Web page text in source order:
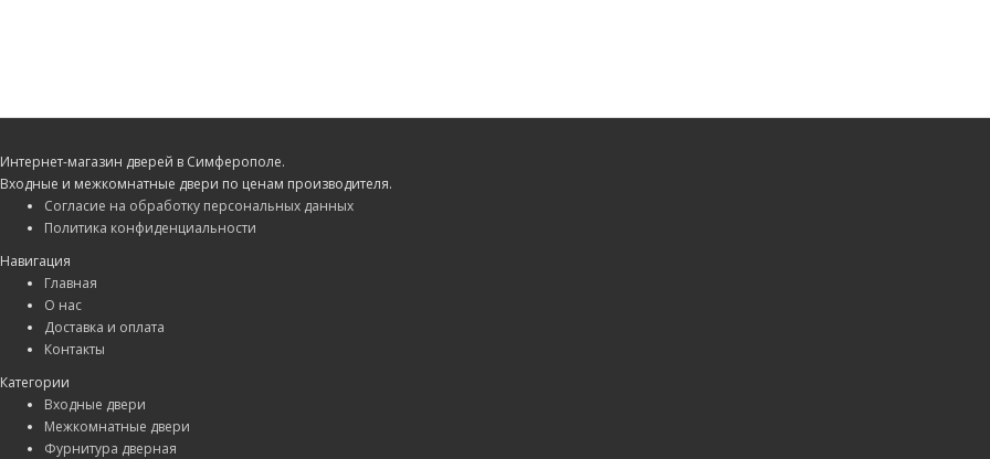
Интернет-магазин дверей в Симферополе.
Входные и межкомнатные двери по ценам производителя.
Согласие на обработку персональных данных
Политика конфиденциальности
Навигация
Главная
О нас
Доставка и оплата
Контакты
Категории
Входные двери
Межкомнатные двери
Фурнитура дверная